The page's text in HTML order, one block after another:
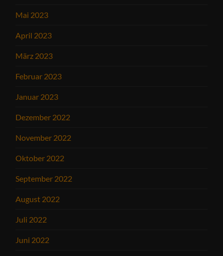
Mai 2023
April 2023
März 2023
Februar 2023
Januar 2023
Dezember 2022
November 2022
Oktober 2022
September 2022
August 2022
Juli 2022
Juni 2022